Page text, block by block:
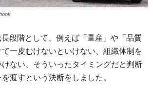
段階として、例えば「量産」や「品質
一皮むけないといけない、組織体制を
ない、そういったタイミングだと判断
渡すという決断をしました。